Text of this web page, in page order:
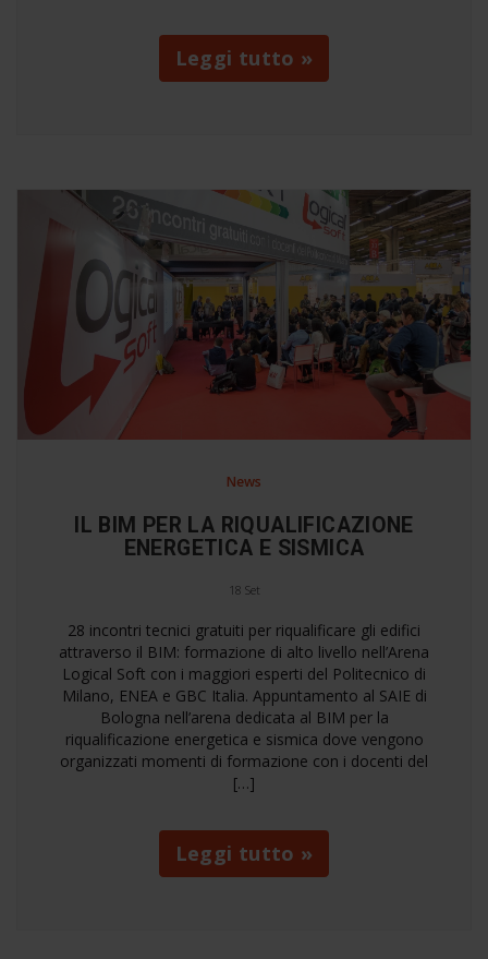
Leggi tutto »
News
IL BIM PER LA RIQUALIFICAZIONE
ENERGETICA E SISMICA
18 Set
28 incontri tecnici gratuiti per riqualificare gli edifici
attraverso il BIM: formazione di alto livello nell’Arena
Logical Soft con i maggiori esperti del Politecnico di
Milano, ENEA e GBC Italia. Appuntamento al SAIE di
Bologna nell’arena dedicata al BIM per la
riqualificazione energetica e sismica dove vengono
organizzati momenti di formazione con i docenti del
[…]
Leggi tutto »